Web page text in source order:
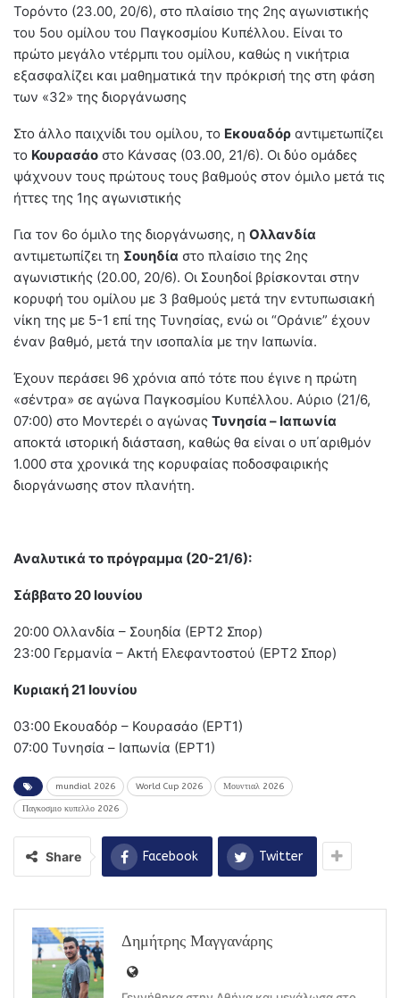
Τορόντο (23.00, 20/6), στο πλαίσιο της 2ης αγωνιστικής
του 5ου ομίλου του Παγκοσμίου Κυπέλλου. Είναι το
πρώτο μεγάλο ντέρμπι του ομίλου, καθώς η νικήτρια
εξασφαλίζει και μαθηματικά την πρόκρισή της στη φάση
των «32» της διοργάνωσης
Στο άλλο παιχνίδι του ομίλου, το Εκουαδόρ αντιμετωπίζει
το Κουρασάο στο Κάνσας (03.00, 21/6). Οι δύο ομάδες
ψάχνουν τους πρώτους τους βαθμούς στον όμιλο μετά τις
ήττες της 1ης αγωνιστικής
Για τον 6ο όμιλο της διοργάνωσης, η Ολλανδία
αντιμετωπίζει τη Σουηδία στο πλαίσιο της 2ης
αγωνιστικής (20.00, 20/6). Οι Σουηδοί βρίσκονται στην
κορυφή του ομίλου με 3 βαθμούς μετά την εντυπωσιακή
νίκη της με 5-1 επί της Τυνησίας, ενώ οι “Οράνιε” έχουν
έναν βαθμό, μετά την ισοπαλία με την Ιαπωνία.
Έχουν περάσει 96 χρόνια από τότε που έγινε η πρώτη
«σέντρα» σε αγώνα Παγκοσμίου Κυπέλλου. Αύριο (21/6,
07:00) στο Μοντερέι ο αγώνας Τυνησία – Ιαπωνία
αποκτά ιστορική διάσταση, καθώς θα είναι ο υπ΄αριθμόν
1.000 στα χρονικά της κορυφαίας ποδοσφαιρικής
διοργάνωσης στον πλανήτη.
Αναλυτικά το πρόγραμμα (20-21/6):
Σάββατο 20 Ιουνίου
20:00 Ολλανδία – Σουηδία (ΕΡΤ2 Σπορ)
23:00 Γερμανία – Ακτή Ελεφαντοστού (ΕΡΤ2 Σπορ)
Κυριακή 21 Ιουνίου
03:00 Εκουαδόρ – Κουρασάο (ΕΡΤ1)
07:00 Τυνησία – Ιαπωνία (ΕΡΤ1)
mundial 2026 World Cup 2026 Μουντιαλ 2026
Παγκοσμιο κυπελλο 2026
Share Facebook Twitter
Δημήτρης Μαγγανάρης